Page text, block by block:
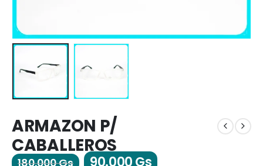
ARMAZON P/
CABALLEROS
180.000Gs 90.000Gs